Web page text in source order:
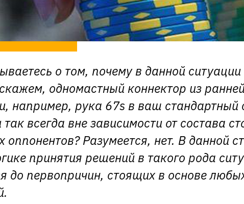
о том, почему в данной
одномастный коннектор из
например, рука 67s в ваш стандартный
всегда вне зависимости от состава
оппонентов? Разумеется, нет. В данной
принятия решений в такого рода
до первопричин, стоящих в основе